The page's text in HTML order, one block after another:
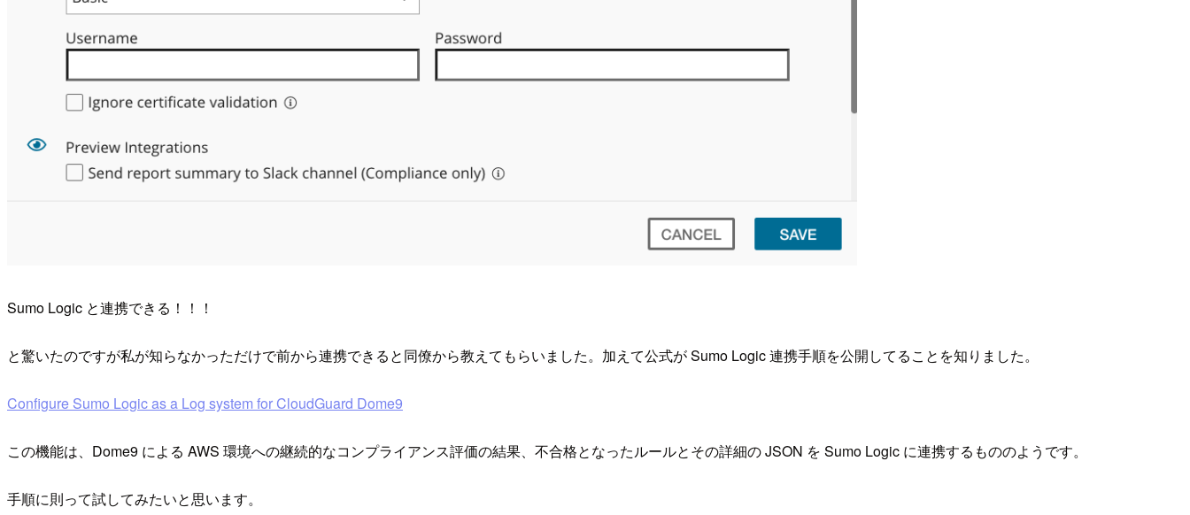
Sumo Logic と連携できる！！！
と驚いたのですが私が知らなかっただけで前から連携できると同僚から教えてもらいました。加えて公式が Sumo Logic 連携手順を公開してることを知りました。
Configure Sumo Logic as a Log system for CloudGuard Dome9
この機能は、Dome9 による AWS 環境への継続的なコンプライアンス評価の結果、不合格となったルールとその詳細の JSON を Sumo Logic に連携するもののようです。
手順に則って試してみたいと思います。